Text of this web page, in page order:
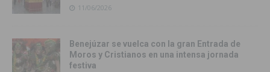
11/06/2026
Benejúzar se vuelca con la gran Entrada de
Moros y Cristianos en una intensa jornada
festiva